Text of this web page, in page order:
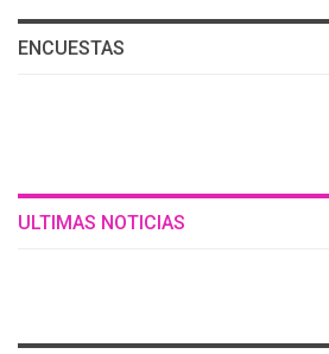
ENCUESTAS
ULTIMAS NOTICIAS